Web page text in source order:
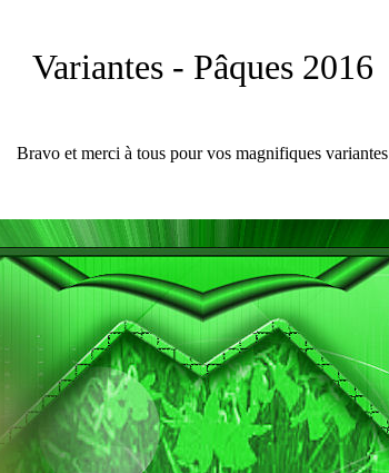
Variantes - Pâques 2016
Bravo et merci à tous pour vos magnifiques variantes